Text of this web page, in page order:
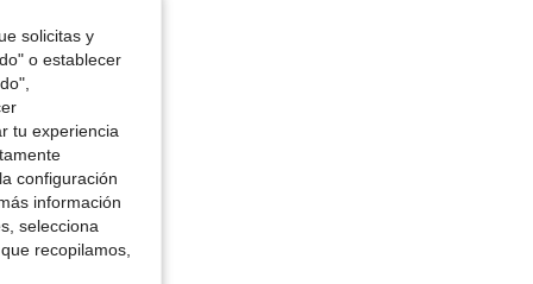
solicitas y
o establecer
tu experiencia
configuración
información
selecciona
recopilamos,